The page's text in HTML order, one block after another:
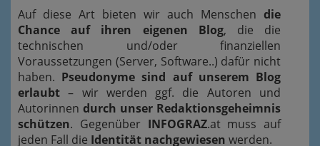
Auf diese Art bieten wir auch Menschen die
Chance auf ihren eigenen Blog, die die
technischen und/oder finanziellen
Voraussetzungen (Server, Software..) dafür nicht
haben. Pseudonyme sind auf unserem Blog
erlaubt – wir werden ggf. die Autoren und
Autorinnen durch unser Redaktionsgeheimnis
schützen. Gegenüber INFOGRAZ.at muss auf
jeden Fall die Identität nachgewiesen werden.